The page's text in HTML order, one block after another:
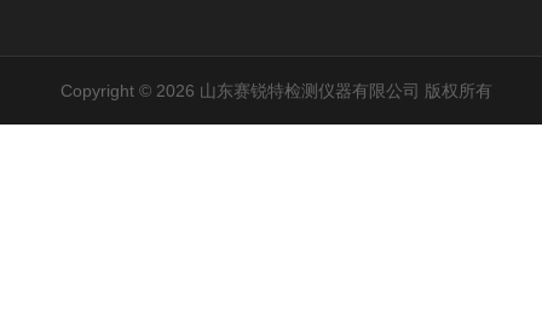
Copyright © 2026 山东赛锐特检测仪器有限公司 版权所有